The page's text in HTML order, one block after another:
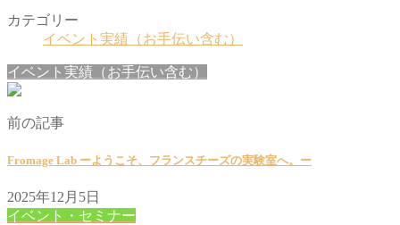
カテゴリー
イベント実績（お手伝い含む）
イベント実績（お手伝い含む）
前の記事
Fromage Lab ーようこそ、フランスチーズの実験室へ。ー
2025年12月5日
イベント・セミナー